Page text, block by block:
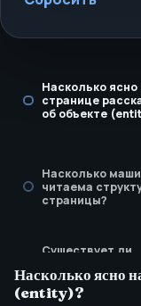
Насколько ясно
странице
об объекте
Насколько
читаема
страницы?
Существует ли
для
заявлений?
Насколько ясно
(entity)?